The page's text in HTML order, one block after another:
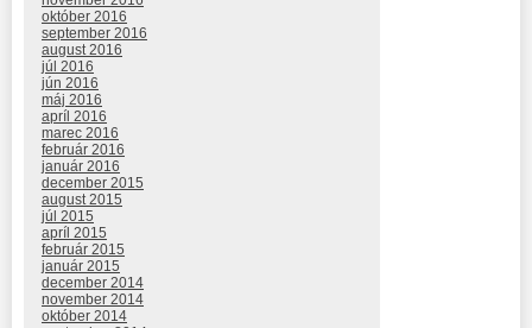
október 2016
september 2016
august 2016
júl 2016
jún 2016
máj 2016
apríl 2016
marec 2016
február 2016
január 2016
december 2015
august 2015
júl 2015
apríl 2015
február 2015
január 2015
december 2014
november 2014
október 2014